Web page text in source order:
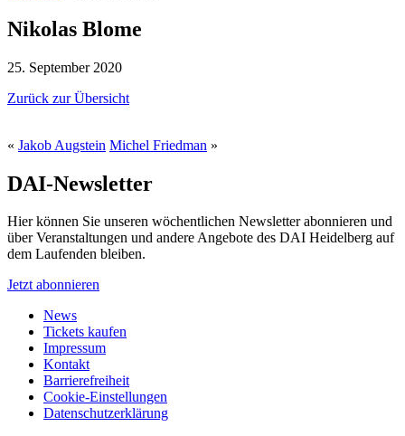
Nikolas Blome
25. September 2020
Zurück zur Übersicht
« Jakob Augstein Michel Friedman »
DAI-Newsletter
Hier können Sie unseren wöchentlichen Newsletter abonnieren und
über Veranstaltungen und andere Angebote des DAI Heidelberg auf
dem Laufenden bleiben.
Jetzt abonnieren
News
Tickets kaufen
Impressum
Kontakt
Barrierefreiheit
Cookie-Einstellungen
Datenschutzerklärung